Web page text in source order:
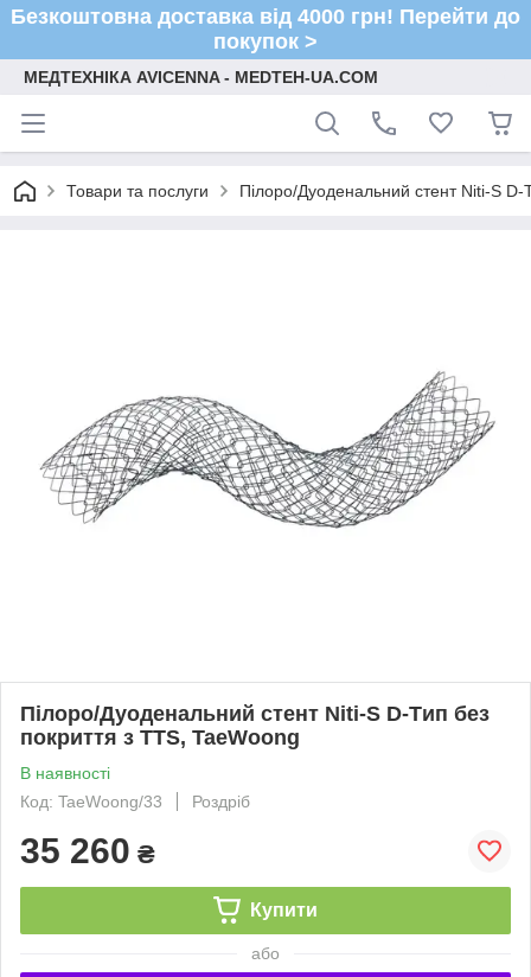
Безкоштовна доставка від 4000 грн! Перейти до
покупок >
МЕДТЕХНІКА AVICENNA - MEDTEH-UA.COM
Товари та послуги Пілоро/Дуоденальний стент Niti-S
Пілоро/Дуоденальний стент Niti-S D-Tип без
покриття з TTS, TaeWoong
В наявності
Код: TaeWoong/33
Роздріб
35 260 ₴
Купити
або